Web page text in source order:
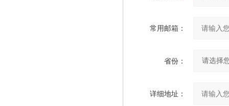
常用邮箱：
省份：
详细地址：